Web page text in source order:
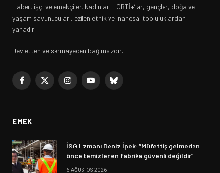
Haber, işçi ve emekçiler, kadınlar, LGBTİ+’lar, gençler, doğa ve
yaşam savunucuları, ezilen etnik ve inançsal topluluklardan
yanadır.
Devletten ve sermayeden bağımsızdır.
Facebook
X
InstagramYouTubeBluesky
EMEK
İSG Uzmanı Deniz İpek: “Müfettiş gelmeden
önce temizlenen fabrika güvenli değildir”
6 AĞUSTOS 2026